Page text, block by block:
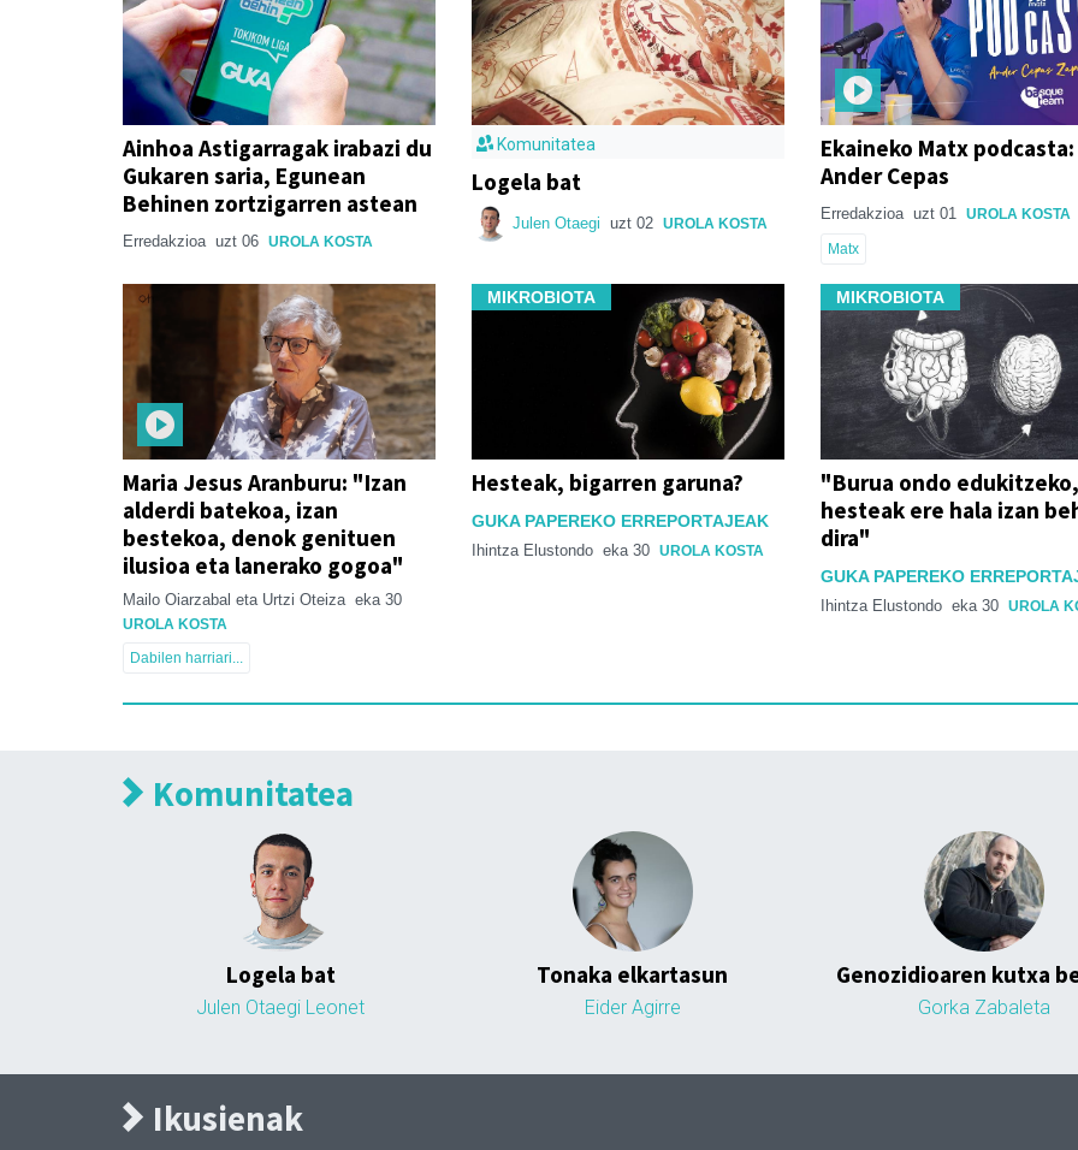
Ainhoa Astigarragak irabazi du
Gukaren saria, Egunean
Behinen zortzigarren astean
Erredakzioa uzt 06 UROLA KOSTA
Komunitatea
Logela bat
Julen Otaegi uzt 02 UROLA KOSTA
Ekaineko Matx podcasta:
Ander Cepas
Erredakzioa uzt 01 UROLA KOSTA
Matx
Maria Jesus Aranburu: "Izan
alderdi batekoa, izan
bestekoa, denok genituen
ilusioa eta lanerako gogoa"
Mailo Oiarzabal eta Urtzi Oteiza eka 30
UROLA KOSTA
Dabilen harriari...
MIKROBIOTA
Hesteak, bigarren garuna?
GUKA PAPEREKO ERREPORTAJEAK
Ihintza Elustondo eka 30 UROLA KOSTA
MIKROBIOTA
"Burua ondo edukitzeko,
hesteak ere hala izan
dira"
GUKA PAPEREKO
Ihintza Elustondo eka 30 UROLA
Komunitatea
Logela bat
Julen Otaegi Leonet
Tonaka elkartasun
Eider Agirre
Genozidioaren kutxa
Gorka Zabaleta
Ikusienak